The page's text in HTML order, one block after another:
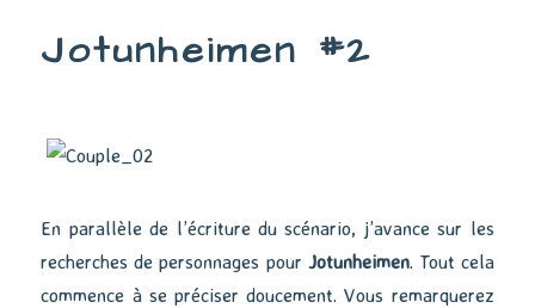
Jotunheimen #2
En parallèle de l’écriture du scénario, j’avance sur les
recherches de personnages pour Jotunheimen. Tout cela
commence à se préciser doucement. Vous remarquerez